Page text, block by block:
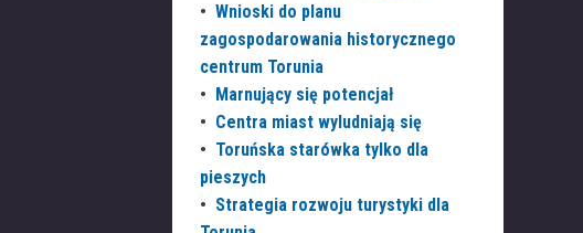
• Wnioski do planu
zagospodarowania historycznego
centrum Torunia
•
Marnujący się potencjał
• Centra miast wyludniają się
• Toruńska starówka tylko dla
pieszych
• Strategia rozwoju turystyki dla